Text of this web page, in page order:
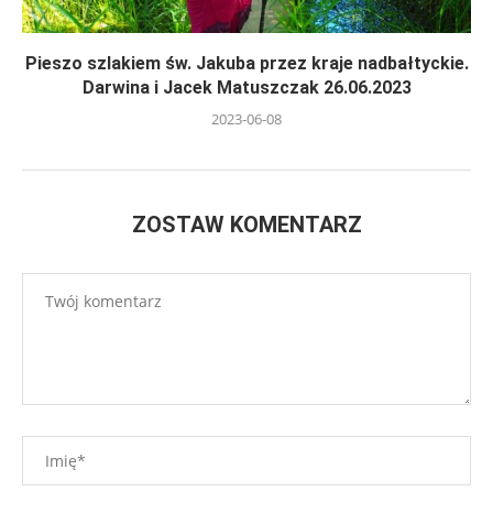
Pieszo szlakiem św. Jakuba przez kraje nadbałtyckie.
Darwina i Jacek Matuszczak 26.06.2023
2023-06-08
ZOSTAW KOMENTARZ